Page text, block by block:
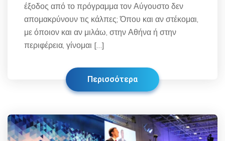
έξοδος από το πρόγραμμα τον Αύγουστο δεν
απομακρύνουν τις κάλπες; Όπου και αν στέκομαι,
με όποιον και αν μιλάω, στην Αθήνα ή στην
περιφέρεια, γίνομαι […]
Περισσότερα